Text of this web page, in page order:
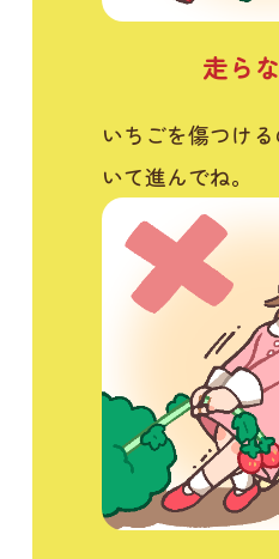
走ら
いちごを傷つけ
いて進んでね。